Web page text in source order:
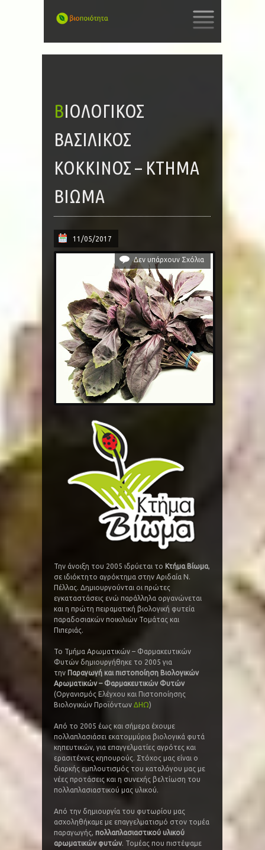
TO
ΒΙΟΛΟΓΙΚΌΣ
ΒΑΣΙΛΙΚΌΣ
ΚΌΚΚΙΝΟΣ – ΚΤΗΜΑ
ΒΙΩΜΑ
11/05/2017
Δεν υπάρχουν Σχόλια
Την άνοιξη του 2005 ιδρύεται το Κτήμα Βίωμα,
σε ιδιόκτητο αγρόκτημα στην Αριδαία Ν.
Πέλλας. Δημιουργούνται οι πρώτες
εγκαταστάσεις ενώ παράλληλα οργανώνεται
και η πρώτη πειραματική βιολογική φυτεία
παραδοσιακών ποικιλιών Τομάτας και
Πιπεριάς.
Το Τμήμα Αρωματικών – Φαρμακευτικών
Φυτών δημιουργήθηκε το 2005 για
την Παραγωγή και πιστοποίηση Βιολογικών
Αρωματικών – Φαρμακευτικών Φυτών
(Οργανισμός Ελέγχου και Πιστοποίησης
Βιολογικών Προϊόντων ΔΗΩ)
Από το 2005 έως και σήμερα έχουμε
πολλαπλασιάσει εκατομμύρια βιολογικά φυτά
κηπευτικών, για επαγγελματίες αγρότες και
ερασιτέχνες κηπουρούς. Στόχος μας είναι ο
διαρκής εμπλουτισμός του καταλόγου μας με
νέες προτάσεις και η συνεχής βελτίωση του
πολλαπλασιαστικού μας υλικού.
Από την δημιουργία του φυτωρίου μας
ασχοληθήκαμε με επαγγελματισμό στον τομέα
παραγωγής, πολλαπλασιαστικού υλικού
αρωματικών φυτών. Τομέας που πιστέψαμε